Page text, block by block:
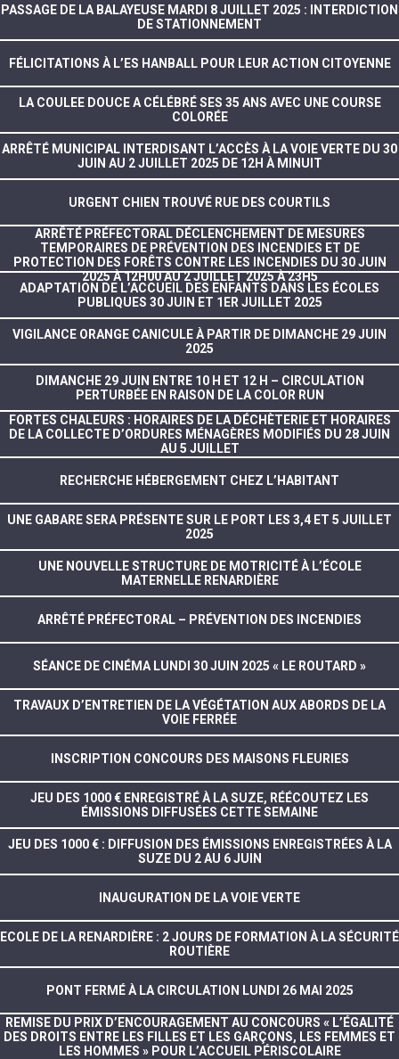
PASSAGE DE LA BALAYEUSE MARDI 8 JUILLET 2025 : INTERDICTION
DE STATIONNEMENT
FÉLICITATIONS À L’ES HANBALL POUR LEUR ACTION CITOYENNE
LA COULEE DOUCE A CÉLÉBRÉ SES 35 ANS AVEC UNE COURSE
COLORÉE
ARRÊTÉ MUNICIPAL INTERDISANT L’ACCÈS À LA VOIE VERTE DU 30
JUIN AU 2 JUILLET 2025 DE 12H À MINUIT
URGENT CHIEN TROUVÉ RUE DES COURTILS
ARRÊTÉ PRÉFECTORAL DÉCLENCHEMENT DE MESURES
TEMPORAIRES DE PRÉVENTION DES INCENDIES ET DE
PROTECTION DES FORÊTS CONTRE LES INCENDIES DU 30 JUIN
2025 À 12H00 AU 2 JUILLET 2025 À 23H5
ADAPTATION DE L’ACCUEIL DES ENFANTS DANS LES ÉCOLES
PUBLIQUES 30 JUIN ET 1ER JUILLET 2025
VIGILANCE ORANGE CANICULE À PARTIR DE DIMANCHE 29 JUIN
2025
DIMANCHE 29 JUIN ENTRE 10 H ET 12 H – CIRCULATION
PERTURBÉE EN RAISON DE LA COLOR RUN
FORTES CHALEURS : HORAIRES DE LA DÉCHÈTERIE ET HORAIRES
DE LA COLLECTE D’ORDURES MÉNAGÈRES MODIFIÉS DU 28 JUIN
AU 5 JUILLET
RECHERCHE HÉBERGEMENT CHEZ L’HABITANT
UNE GABARE SERA PRÉSENTE SUR LE PORT LES 3,4 ET 5 JUILLET
2025
UNE NOUVELLE STRUCTURE DE MOTRICITÉ À L’ÉCOLE
MATERNELLE RENARDIÈRE
ARRÊTÉ PRÉFECTORAL – PRÉVENTION DES INCENDIES
SÉANCE DE CINÉMA LUNDI 30 JUIN 2025 « LE ROUTARD »
TRAVAUX D’ENTRETIEN DE LA VÉGÉTATION AUX ABORDS DE LA
VOIE FERRÉE
INSCRIPTION CONCOURS DES MAISONS FLEURIES
JEU DES 1000 € ENREGISTRÉ À LA SUZE, RÉÉCOUTEZ LES
ÉMISSIONS DIFFUSÉES CETTE SEMAINE
JEU DES 1000 € : DIFFUSION DES ÉMISSIONS ENREGISTRÉES À LA
SUZE DU 2 AU 6 JUIN
INAUGURATION DE LA VOIE VERTE
ECOLE DE LA RENARDIÈRE : 2 JOURS DE FORMATION À LA SÉCURITÉ
ROUTIÈRE
PONT FERMÉ À LA CIRCULATION LUNDI 26 MAI 2025
REMISE DU PRIX D’ENCOURAGEMENT AU CONCOURS « L’ÉGALITÉ
DES DROITS ENTRE LES FILLES ET LES GARÇONS, LES FEMMES ET
LES HOMMES » POUR L’ACCUEIL PÉRISCOLAIRE